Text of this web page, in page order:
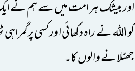
اور بیشک ہر امت میں سے ہم نے ایک
کو اللہ نے راہ دکھائی اور کسی پر
جھٹلانے والوں کا۔